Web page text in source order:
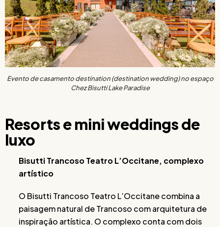
Evento de casamento destination (destination wedding) no espaço
Chez Bisutti Lake Paradise
Resorts e mini weddings de
luxo
Bisutti Trancoso Teatro L’Occitane, complexo
artístico
O Bisutti Trancoso Teatro L’Occitane combina a
paisagem natural de Trancoso com arquitetura de
inspiração artística. O complexo conta com dois